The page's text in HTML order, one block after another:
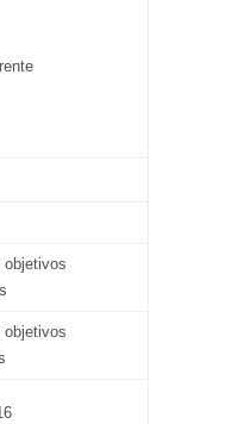
objetivos
objetivos